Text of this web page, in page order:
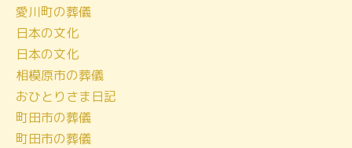
ブ
愛川町の葬儀
日本の文化
日本の文化
相模原市の葬儀
おひとりさま日記
町田市の葬儀
町田市の葬儀